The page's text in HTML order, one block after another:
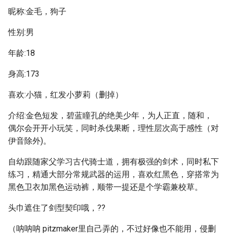
昵称:金毛，狗子
性别:男
年龄:18
身高:173
喜欢:小猫，红发小萝莉（删掉）
介绍:金色短发，碧蓝瞳孔的绝美少年，为人正直，随和，
偶尔会开开小玩笑，同时杀伐果断，理性层次高于感性（对
伊音除外)。
自幼跟随家父学习古代骑士道，拥有极强的剑术，同时私下
练习，精通大部分常规武器的运用，喜欢红黑色，穿搭常为
黑色卫衣加黑色运动裤，顺带一提还是个学霸兼校草。
头巾遮住了剑型契印哦，??
（呐呐呐 pitzmaker里自己弄的，不过好像也不能用，侵删